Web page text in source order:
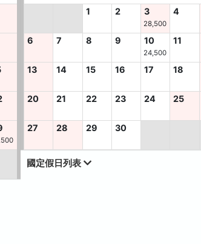
1
2 3
28,500
4
6 7 8 9 10
24,500
11
13 14 15 16 17 18
20 21 22 23 24 25
27 28 29 30
國定假日列表